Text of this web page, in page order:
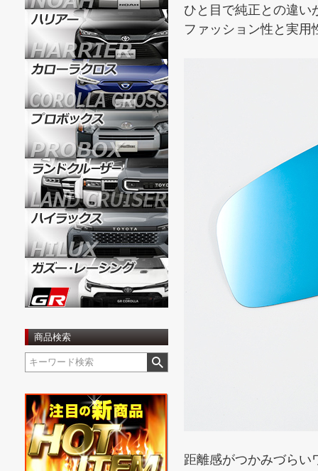
商品検索
ひと目で純正との違
ファッション性と実用
距離感がつかみづらい